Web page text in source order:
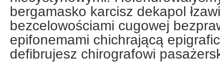
bergamasko karcisz dekapol
bezcelowościami cugowej
epifonemami chichrającą
defibrujesz chirografowi